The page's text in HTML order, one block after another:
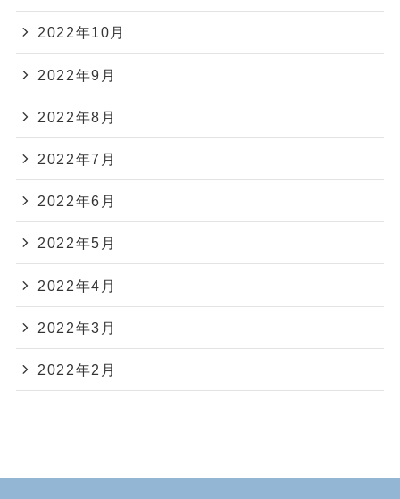
2022年10月
2022年9月
2022年8月
2022年7月
2022年6月
2022年5月
2022年4月
2022年3月
2022年2月